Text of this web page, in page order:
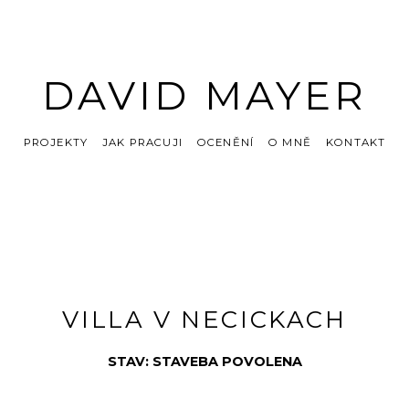
DAVID MAYER
PROJEKTY JAK PRACUJI OCENĚNÍ O MNĚ KONTAKT
VILLA V NECICKACH
STAV: STAVEBA POVOLENA